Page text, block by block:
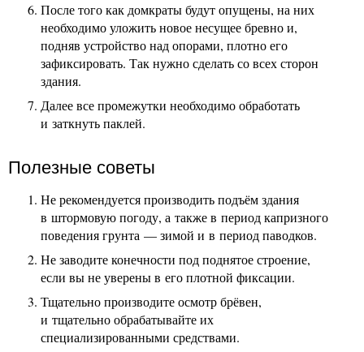
После того как домкраты будут опущены, на них
необходимо уложить новое несущее бревно и,
подняв устройство над опорами, плотно его
зафиксировать. Так нужно сделать со всех сторон
здания.
Далее все промежутки необходимо обработать
и заткнуть паклей.
Полезные советы
Не рекомендуется производить подъём здания
в штормовую погоду, а также в период капризного
поведения грунта — зимой и в период паводков.
Не заводите конечности под поднятое строение,
если вы не уверены в его плотной фиксации.
Тщательно производите осмотр брёвен,
и тщательно обрабатывайте их
специализированными средствами.